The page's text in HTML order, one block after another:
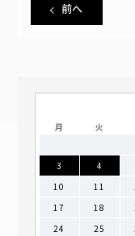
前へ
月 火
3
4
10
11
17
18
24
25